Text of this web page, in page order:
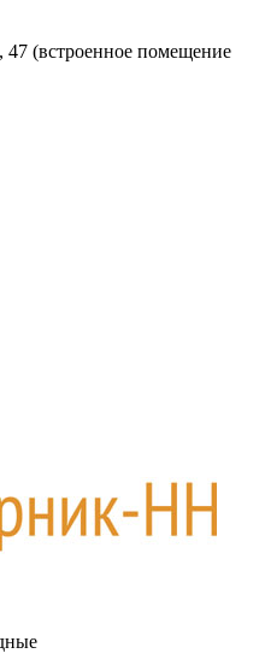
47 (встроенное помещение